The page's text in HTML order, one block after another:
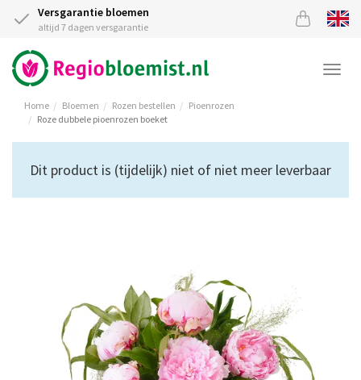
Versgarantie bloemen
altijd 7 dagen versgarantie
Home Bloemen Rozen bestellen
Pioenrozen
Roze dubbele pioenrozen boeket
Dit product is (tijdelijk) niet of niet meer leverbaar